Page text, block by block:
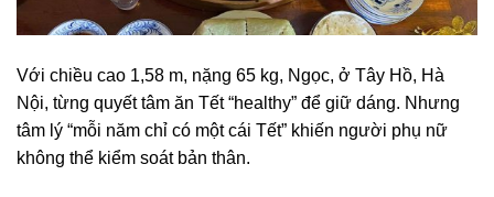
Với chiều cao 1,58 m, nặng 65 kg, Ngọc, ở Tây Hồ, Hà
Nội, từng quyết tâm ăn Tết “healthy” để giữ dáng. Nhưng
tâm lý “mỗi năm chỉ có một cái Tết” khiến người phụ nữ
không thể kiểm soát bản thân.